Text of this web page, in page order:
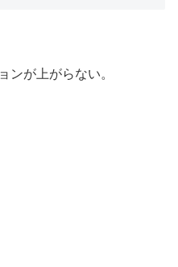
ンが上がらない。